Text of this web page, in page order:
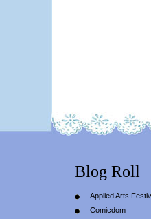
Blog Roll
Applied Arts
Comicdom